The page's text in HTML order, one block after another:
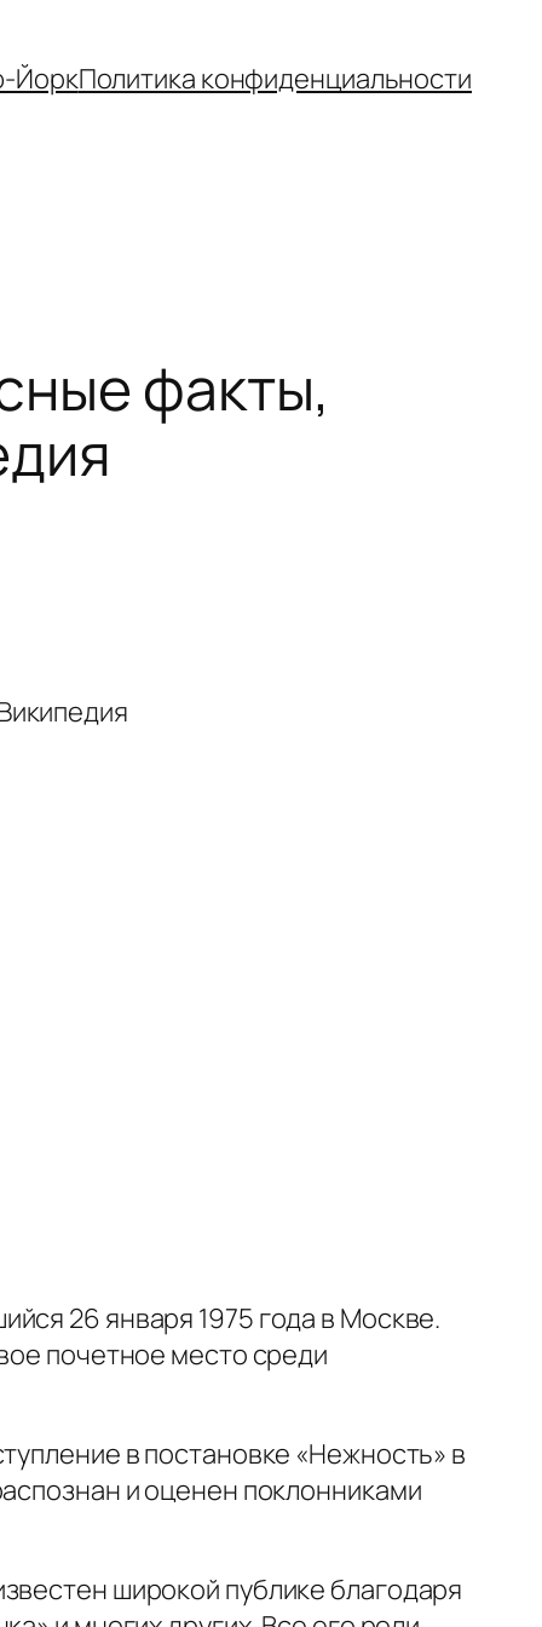
ЙоркПолитика конфиденциальности
факты,
26 января 1975 года в Москве.
почетное место среди
в постановке «Нежность» в
и оценен поклонниками
широкой публике благодаря